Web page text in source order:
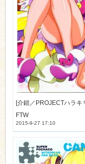
FTW
2015-9-27 17:10